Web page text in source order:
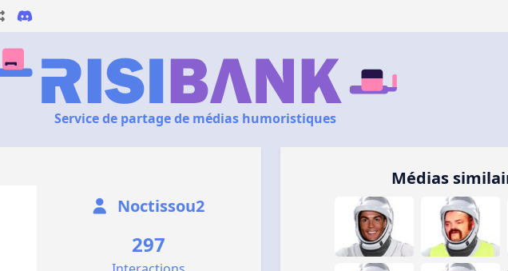
Service de partage de médias humoristiques
Noctissou2
297
Médias